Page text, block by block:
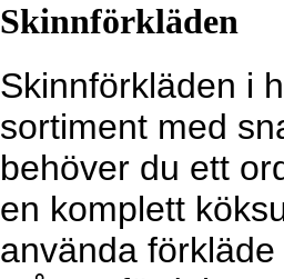
Skinnförkläden
Skinnförkläden i
sortiment med
behöver du ett
en komplett
använda